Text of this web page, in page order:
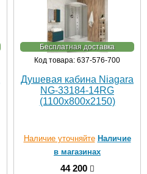
Бесплатная доставка
Код товара: 637-576-700
Душевая кабина Niagara
NG-33184-14RG
(1100х800х2150)
Наличие уточняйте Наличие
в магазинах
44 200